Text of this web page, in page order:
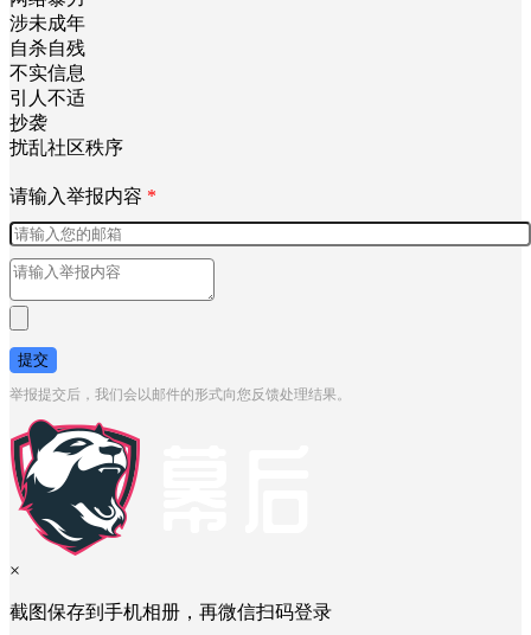
涉未成年
自杀自残
不实信息
引人不适
抄袭
扰乱社区秩序
请输入举报内容 *
提交
举报提交后，我们会以邮件的形式向您反馈处理结果。
×
截图保存到手机相册，再微信扫码登录